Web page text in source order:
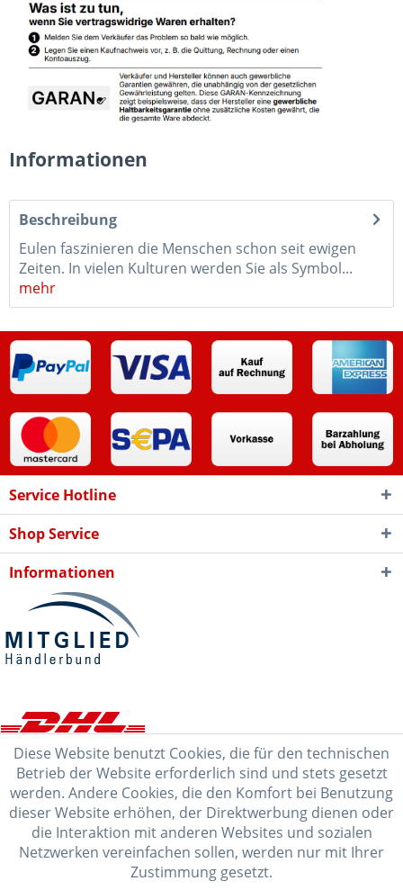
Informationen
Beschreibung
Eulen faszinieren die Menschen schon seit ewigen
Zeiten. In vielen Kulturen werden Sie als Symbol...
mehr
Service Hotline
Shop Service
Informationen
Diese Website benutzt Cookies, die für den technischen
Betrieb der Website erforderlich sind und stets gesetzt
werden. Andere Cookies, die den Komfort bei Benutzung
dieser Website erhöhen, der Direktwerbung dienen oder
die Interaktion mit anderen Websites und sozialen
Netzwerken vereinfachen sollen, werden nur mit Ihrer
Zustimmung gesetzt.